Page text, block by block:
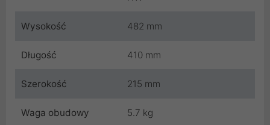
Wysokość 482 mm
Długość 410 mm
Szerokość 215 mm
Waga obudowy 5.7 kg